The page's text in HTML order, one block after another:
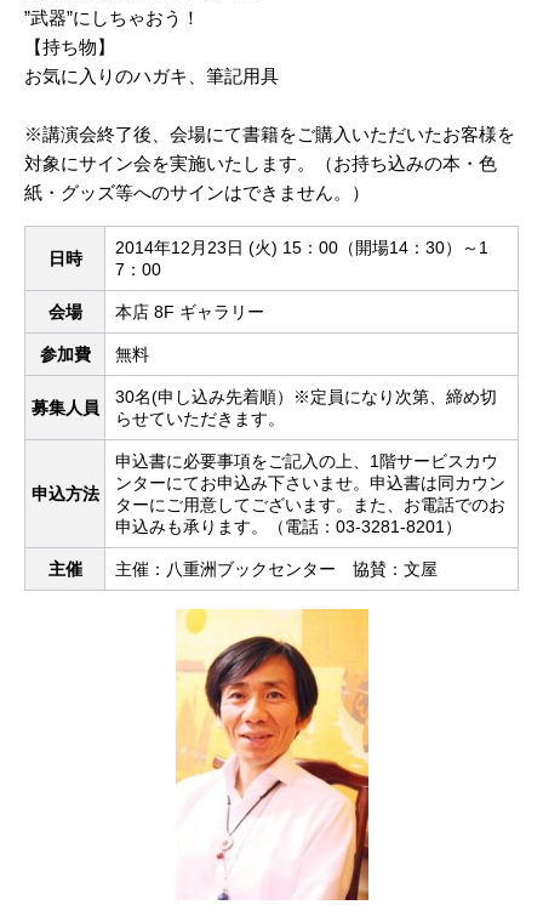
”武器”にしちゃおう！
【持ち物】
お気に入りのハガキ、筆記用具
※講演会終了後、会場にて書籍をご購入いただいたお客様を
対象にサイン会を実施いたします。（お持ち込みの本・色
紙・グッズ等へのサインはできません。）
日時
2014年12月23日 (火) 15：00（開場14：30）～1
7：00
会場 本店 8F ギャラリー
参加費 無料
募集人員
30名(申し込み先着順）※定員になり次第、締め切
らせていただきます。
申込方法
申込書に必要事項をご記入の上、1階サービスカウ
ンターにてお申込み下さいませ。申込書は同カウン
ターにご用意してございます。また、お電話でのお
申込みも承ります。（電話：03-3281-8201）
主催 主催：八重洲ブックセンター 協賛：文屋